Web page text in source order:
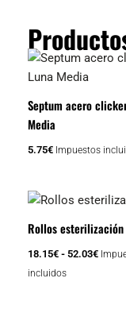
Septum acero
Media
5.75€ Impuestos
Rollos esterilización
18.15€ - 52.03€
Rango
desde
incluidos
Este
tiene
múltiples
variantes.